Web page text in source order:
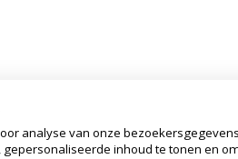
analyse van onze
inhoud te tonen en